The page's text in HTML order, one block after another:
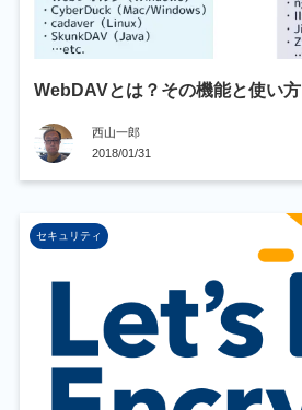
WebDAVとは？その機能と使い方
西山一郎
2018/01/31
セキュリティ